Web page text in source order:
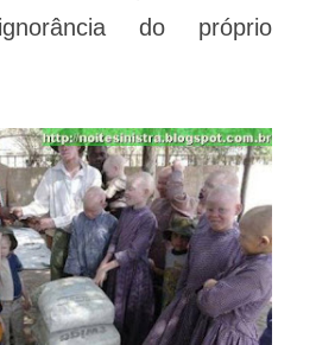
do próprio